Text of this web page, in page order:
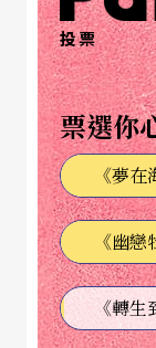
型，我聽過
寫POP的搖
的電子音樂
了很多鋼琴
跨領域之間
是一般作曲
的經驗與能
出道至今已
投票
票選你
《夢在
《幽戀